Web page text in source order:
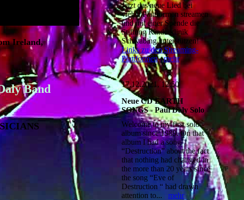
Ireland,
Band
Jetzt das neue Lied bei
vielen Plattformen streamen
und mit einer Spende die
Stiftung Kinderklinik
Schwabing unterstützen!
Links zu den Streaming-
Plattformen
mehr
17.12.2021, 12:50
Neue CD EARTH
SONGS - Paul Daly Solo
Welcome to my first solo
album since 1989. On that
album I had a song
“Destruction” about the fact
that nothing had changed in
the more than 20 years since
the song “Eve of
Destruction “ had drawn
attention to... mehr